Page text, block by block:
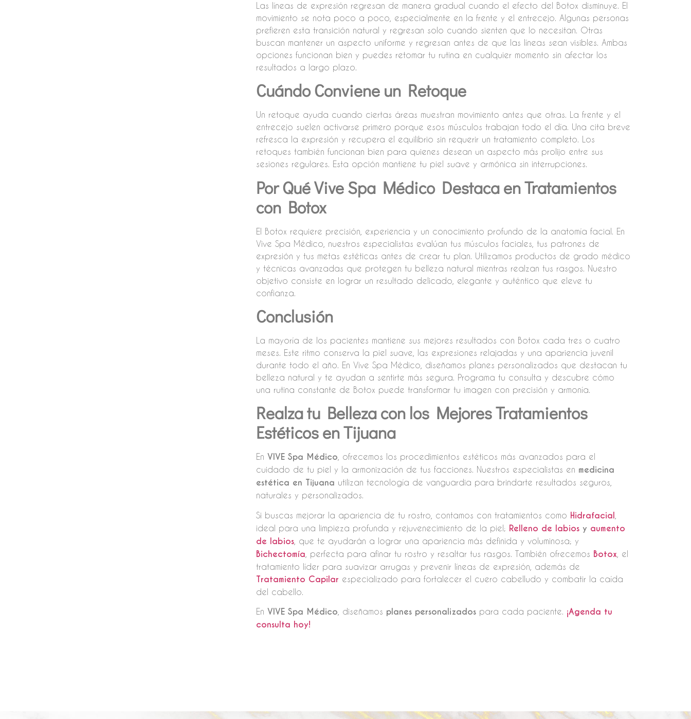
Las líneas de expresión regresan de manera gradual cuando el efecto del Botox disminuye. El
movimiento se nota poco a poco, especialmente en la frente y el entrecejo. Algunas personas
prefieren esta transición natural y regresan solo cuando sienten que lo necesitan. Otras
buscan mantener un aspecto uniforme y regresan antes de que las líneas sean visibles. Ambas
opciones funcionan bien y puedes retomar tu rutina en cualquier momento sin afectar los
resultados a largo plazo.
Cuándo Conviene un Retoque
Un retoque ayuda cuando ciertas áreas muestran movimiento antes que otras. La frente y el
entrecejo suelen activarse primero porque esos músculos trabajan todo el día. Una cita breve
refresca la expresión y recupera el equilibrio sin requerir un tratamiento completo. Los
retoques también funcionan bien para quienes desean un aspecto más prolijo entre sus
sesiones regulares. Esta opción mantiene tu piel suave y armónica sin interrupciones.
Por Qué Vive Spa Médico Destaca en Tratamientos
con Botox
El Botox requiere precisión, experiencia y un conocimiento profundo de la anatomía facial. En
Vive Spa Médico, nuestros especialistas evalúan tus músculos faciales, tus patrones de
expresión y tus metas estéticas antes de crear tu plan. Utilizamos productos de grado médico
y técnicas avanzadas que protegen tu belleza natural mientras realzan tus rasgos. Nuestro
objetivo consiste en lograr un resultado delicado, elegante y auténtico que eleve tu
confianza.
Conclusión
La mayoría de los pacientes mantiene sus mejores resultados con Botox cada tres o cuatro
meses. Este ritmo conserva la piel suave, las expresiones relajadas y una apariencia juvenil
durante todo el año. En Vive Spa Médico, diseñamos planes personalizados que destacan tu
belleza natural y te ayudan a sentirte más segura. Programa tu consulta y descubre cómo
una rutina constante de Botox puede transformar tu imagen con precisión y armonía.
Realza tu Belleza con los Mejores Tratamientos
Estéticos en Tijuana
En VIVE Spa Médico , ofrecemos los procedimientos estéticos más avanzados para el
cuidado de tu piel y la armonización de tus facciones. Nuestros especialistas en medicina
estética en Tijuana utilizan tecnología de vanguardia para brindarte resultados seguros,
naturales y personalizados.
Si buscas mejorar la apariencia de tu rostro, contamos con tratamientos como Hidrafacial
ideal para una limpieza profunda y rejuvenecimiento de la piel; Relleno de labiosy aumento
de labios, que te ayudarán a lograr una apariencia más definida y voluminosa; y
Bichectomía , perfecta para afinar tu rostro y resaltar tus rasgos. También ofrecemos Botox , el
tratamiento líder para suavizar arrugas y prevenir líneas de expresión, además de
Tratamiento Capilar especializado para fortalecer el cuero cabelludo y combatir la caída
del cabello.
En VIVE Spa Médico , diseñamos planes personalizadospara cada paciente. ¡Agenda tu
consulta hoy!